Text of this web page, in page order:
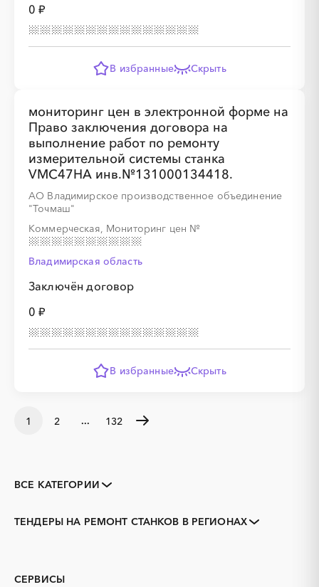
0 ₽
В избранные Скрыть
мониторинг цен в электронной форме на
Право заключения договора на
выполнение работ по ремонту
измерительной системы станка
VMC47HA инв.№131000134418.
АО Владимирское производственное объединение
"Точмаш"
Коммерческая, Мониторинг цен №
Владимирская область
Заключён договор
0 ₽
В избранные Скрыть
1 2 ... 132
ВСЕ КАТЕГОРИИ
Тендеры заводов
1С
ТЕНДЕРЫ НА РЕМОНТ СТАНКОВ В РЕГИОНАХ
СЕРВИСЫ